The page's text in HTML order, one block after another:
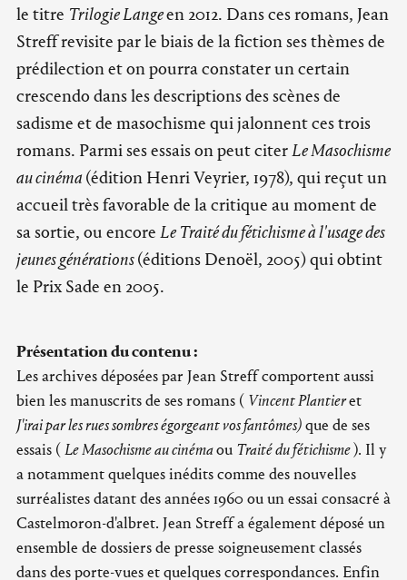
le titre Trilogie Langeen 2012. Dans ces romans, Jean
Streff revisite par le biais de la fiction ses thèmes de
prédilection et on pourra constater un certain
crescendo dans les descriptions des scènes de
sadisme et de masochisme qui jalonnent ces trois
romans. Parmi ses essais on peut citerLe Masochisme
au cinéma(édition Henri Veyrier, 1978), qui reçut un
accueil très favorable de la critique au moment de
sa sortie, ou encore Le Traité du fétichisme à l'usage des
jeunes générations(éditions Denoël, 2005) qui obtint
le Prix Sade en 2005.
Présentation du contenu :
Les archives déposées par Jean Streff comportent aussi
bien les manuscrits de ses romans ( Vincent Plantieret
J'irai par les rues sombres égorgeant vos fantômes)que de ses
essais ( Le Masochisme au cinémaou Traité du fétichisme). Il y
a notamment quelques inédits comme des nouvelles
surréalistes datant des années 1960 ou un essai consacré à
Castelmoron-d'albret. Jean Streff a également déposé un
ensemble de dossiers de presse soigneusement classés
dans des porte-vues et quelques correspondances. Enfin